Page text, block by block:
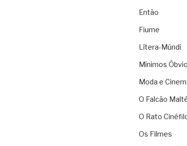
Então
Fiume
Lítera-Múndi
Mínimos
Moda e
O Falcão
O Rato
Os Filmes